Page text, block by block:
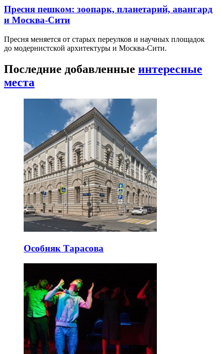
Пресня пешком: зоопарк, планетарий, авангард
и Москва-Сити
Пресня меняется от старых переулков и научных площадок
до модернистской архитектуры и Москва-Сити.
Последние добавленные интересные
места
Особняк Тарасова